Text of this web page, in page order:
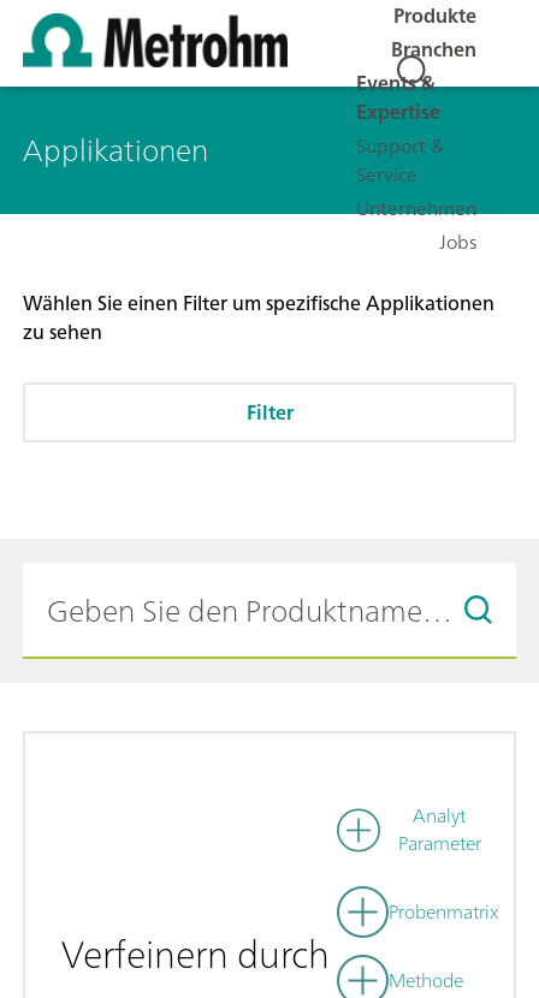
Produkte
Branchen
Events &
Expertise
Support &
Service
Unternehmen
Jobs
Applikationen
Wählen Sie einen Filter um spezifische Applikationen
zu sehen
Filter
Verfeinern durch
Analyt
Parameter
Probenmatrix
Methode